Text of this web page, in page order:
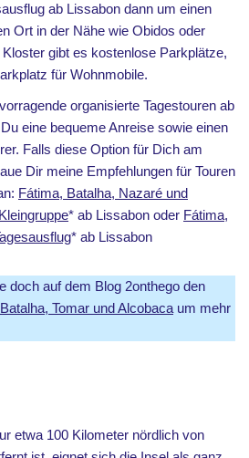
ab Lissabon dann um einen
Ort in der Nähe wie Obidos oder
gibt es kostenlose Parkplätze,
für Wohnmobile.
organisierte Tagestouren ab
eine bequeme Anreise sowie einen
Falls diese Option für Dich am
Dir meine Empfehlungen für Touren
Fátima, Batalha, Nazaré und
* ab Lissabon oder Fátima,
* ab Lissabon
doch auf dem Blog 2onthego den
Tomar und Alcobaca um mehr
etwa 100 Kilometer nördlich von